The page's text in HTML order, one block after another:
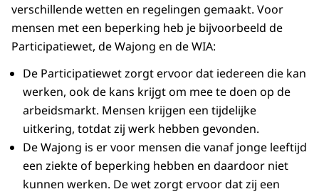
verschillende wetten en regelingen gemaakt. Voor
mensen met een beperking heb je bijvoorbeeld de
Participatiewet, de Wajong en de WIA:
De Participatiewet zorgt ervoor dat iedereen die kan
werken, ook de kans krijgt om mee te doen op de
arbeidsmarkt. Mensen krijgen een tijdelijke
uitkering, totdat zij werk hebben gevonden.
De Wajong is er voor mensen die vanaf jonge leeftijd
een ziekte of beperking hebben en daardoor niet
kunnen werken. De wet zorgt ervoor dat zij een